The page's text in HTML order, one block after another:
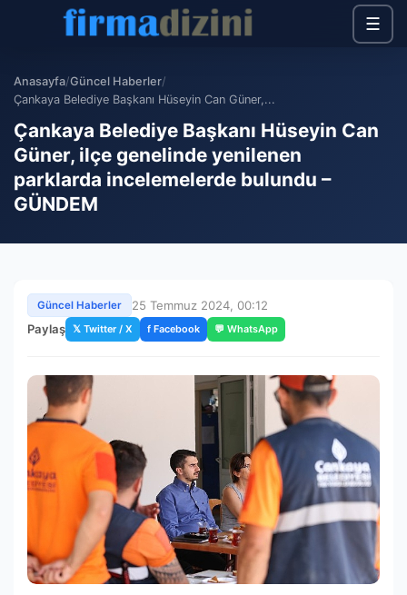
☰
Anasayfa/Güncel Haberler/
Çankaya Belediye Başkanı Hüseyin Can Güner,...
Çankaya Belediye Başkanı Hüseyin Can
Güner, ilçe genelinde yenilenen
parklarda incelemelerde bulundu –
GÜNDEM
Güncel Haberler
25 Temmuz 2024, 00:12
Paylaş 𝕏 Twitter / X f Facebook 💬 WhatsApp